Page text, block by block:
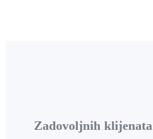
Zadovoljnih klijenata